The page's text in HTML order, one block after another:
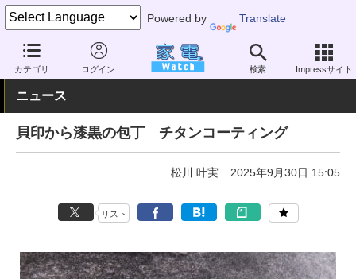
Powered by Translate
カテゴリ ログイン 検索 Impressサイト
家電 Watch その他・家電 雑貨 キッチン雑貨
ニュース
貝印から漆黒の包丁 チタンコーティング
松川 叶実 2025年9月30日 15:05
リスト